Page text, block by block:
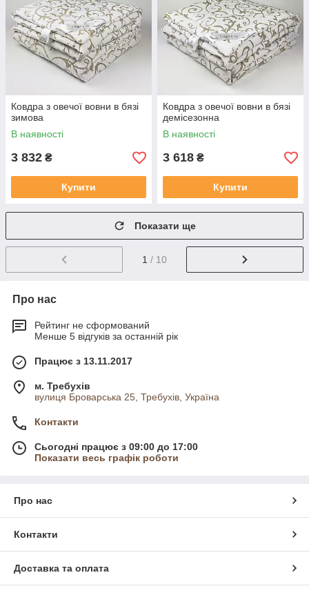
Ковдра з овечої вовни в бязі
зимова
В наявності
3 832 ₴
Купити
Ковдра з овечої вовни в бязі
демісезонна
В наявності
3 618 ₴
Купити
Показати ще
1 / 10
Про нас
Рейтинг не сформований
Менше 5 відгуків за останній рік
Працює з 13.11.2017
м. Требухів
вулиця Броварська 25, Требухів, Україна
Контакти
Сьогодні працює з 09:00 до 17:00
Показати весь графік роботи
Про нас
Контакти
Доставка та оплата